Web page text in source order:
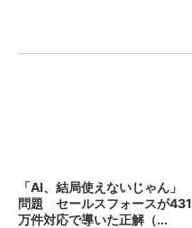
「AI、結局使えないじゃん」
問題 セールスフォースが431
万件対応で導いた正解（...